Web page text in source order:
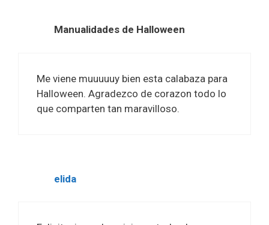
Manualidades de Halloween
Me viene muuuuuy bien esta calabaza para
Halloween. Agradezco de corazon todo lo
que comparten tan maravilloso.
elida